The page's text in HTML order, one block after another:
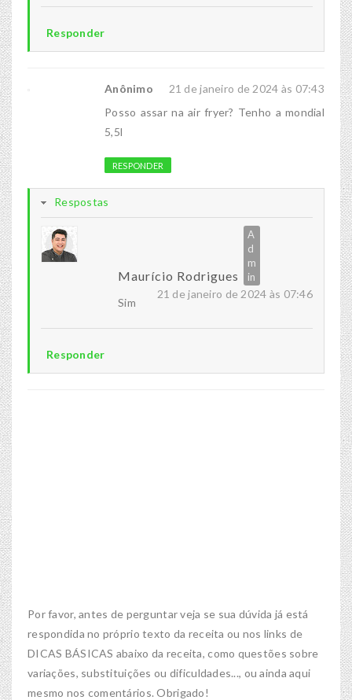
Responder
Anônimo
21 de janeiro de 2024 às 07:43
Posso assar na air fryer? Tenho a mondial
5,5l
RESPONDER
Respostas
Maurício Rodrigues
21 de janeiro de 2024 às 07:46
Sim
Responder
Por favor, antes de perguntar veja se sua dúvida já está
respondida no próprio texto da receita ou nos links de
DICAS BÁSICAS abaixo da receita, como questões sobre
variações, substituições ou dificuldades..., ou ainda aqui
mesmo nos comentários. Obrigado!